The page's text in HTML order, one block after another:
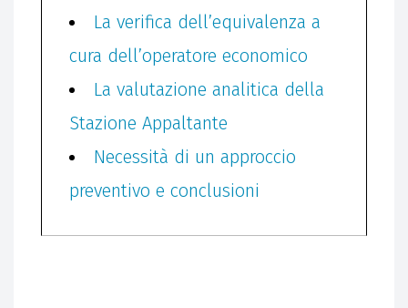
La verifica dell’equivalenza a
cura dell’operatore economico
La valutazione analitica della
Stazione Appaltante
Necessità di un approccio
preventivo e conclusioni